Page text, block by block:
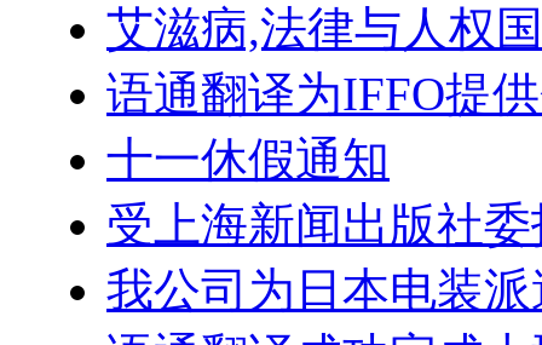
艾滋病,法律与人权
语通翻译为IFFO提
十一休假通知
受上海新闻出版社
我公司为日本电装